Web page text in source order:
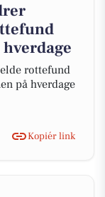
rottefund
på hverdage
Kopiér link